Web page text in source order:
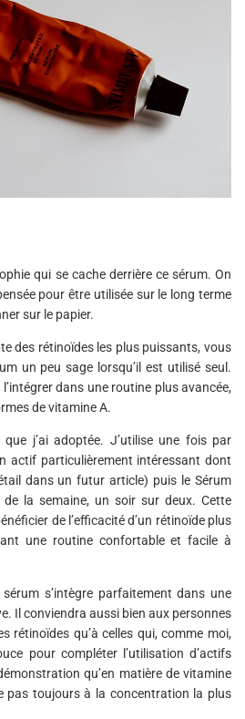
qui se cache derrière ce sérum. On
pour être utilisée sur le long terme
sur le papier.
des rétinoïdes les plus puissants, vous
un peu sage lorsqu’il est utilisé seul.
l’intégrer dans une routine plus avancée,
de vitamine A.
que j’ai adoptée. J’utilise une fois par
actif particulièrement intéressant dont
dans un futur article) puis le Sérum
de la semaine, un soir sur deux. Cette
de l’efficacité d’un rétinoïde plus
une routine confortable et facile à
s’intègre parfaitement dans une
Il conviendra aussi bien aux personnes
rétinoïdes qu’à celles qui, comme moi,
pour compléter l’utilisation d’actifs
qu’en matière de vitamine
pas toujours à la concentration la plus